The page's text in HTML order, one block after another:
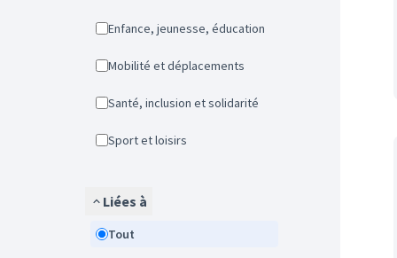
Enfance, jeunesse, éducation
Mobilité et déplacements
Santé, inclusion et solidarité
Sport et loisirs
Liées à
Tout